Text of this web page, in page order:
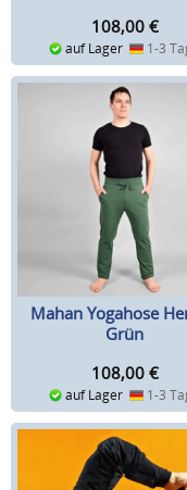
108,00 €
auf Lager 1-3
Mahan Yogahose
Grün
108,00 €
auf Lager 1-3